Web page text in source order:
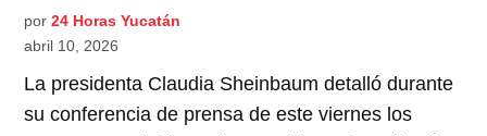
por 24 Horas Yucatán
abril 10, 2026
La presidenta Claudia Sheinbaum detalló durante
su conferencia de prensa de este viernes los